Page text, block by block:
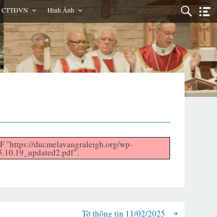
CTTĐVN Hình Ảnh
"https://ducmelavangraleigh.org/wp-
Tờ thông tin 11/02/2025